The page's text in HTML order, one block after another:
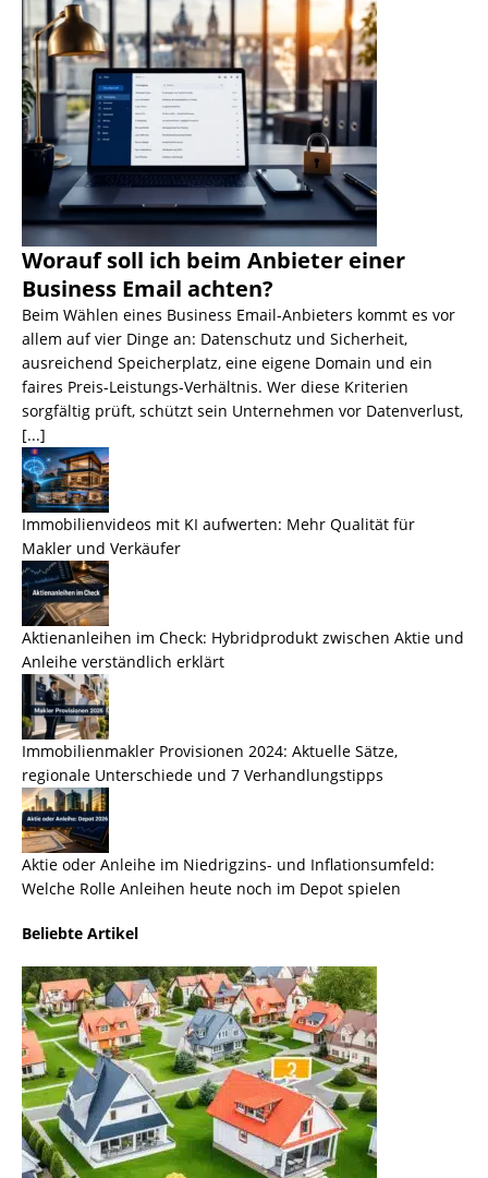
Worauf soll ich beim Anbieter einer
Business Email achten?
Beim Wählen eines Business Email-Anbieters kommt es vor
allem auf vier Dinge an: Datenschutz und Sicherheit,
ausreichend Speicherplatz, eine eigene Domain und ein
faires Preis-Leistungs-Verhältnis. Wer diese Kriterien
sorgfältig prüft, schützt sein Unternehmen vor Datenverlust,
[...]
Immobilienvideos mit KI aufwerten: Mehr Qualität für
Makler und Verkäufer
Aktienanleihen im Check: Hybridprodukt zwischen Aktie und
Anleihe verständlich erklärt
Immobilienmakler Provisionen 2024: Aktuelle Sätze,
regionale Unterschiede und 7 Verhandlungstipps
Aktie oder Anleihe im Niedrigzins- und Inflationsumfeld:
Welche Rolle Anleihen heute noch im Depot spielen
Beliebte Artikel